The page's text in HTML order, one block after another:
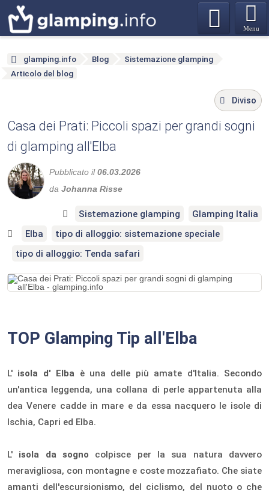
Menu
glamping.info Blog
Sistemazione glamping
Articolo del blog
Diviso
Casa dei Prati: Piccoli spazi per grandi sogni
di glamping all'Elba
Pubblicato il06.03.2026
da Johanna Risse
Sistemazione glamping
Glamping Italia
Elba
tipo di alloggio: sistemazione speciale
tipo di alloggio: Tenda safari
TOP Glamping Tip all'Elba
L' isola d' Elba è una delle più amate d'Italia. Secondo
un'antica leggenda, una collana di perle appartenuta alla
dea Venere cadde in mare e da essa nacquero le isole di
Ischia, Capri ed Elba.
L' isola da sogno colpisce per la sua natura davvero
meravigliosa, con montagne e coste mozzafiato. Che siate
amanti dell'escursionismo, del ciclismo, del nuoto o che